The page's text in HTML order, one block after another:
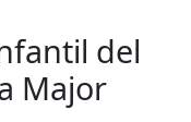
del
Major